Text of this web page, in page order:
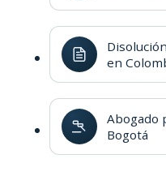
en
Abogado
Bogotá